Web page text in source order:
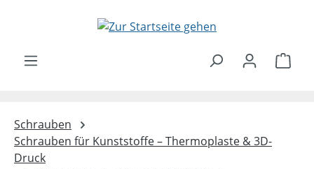
Zum Hauptinhalt springen
Schrauben
Schrauben für Kunststoffe – Thermoplaste & 3D-
Druck